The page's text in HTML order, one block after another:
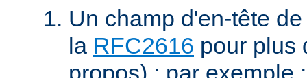
Un champ d'en-tête
la RFC2616 pour plus
propos) ; par exemple